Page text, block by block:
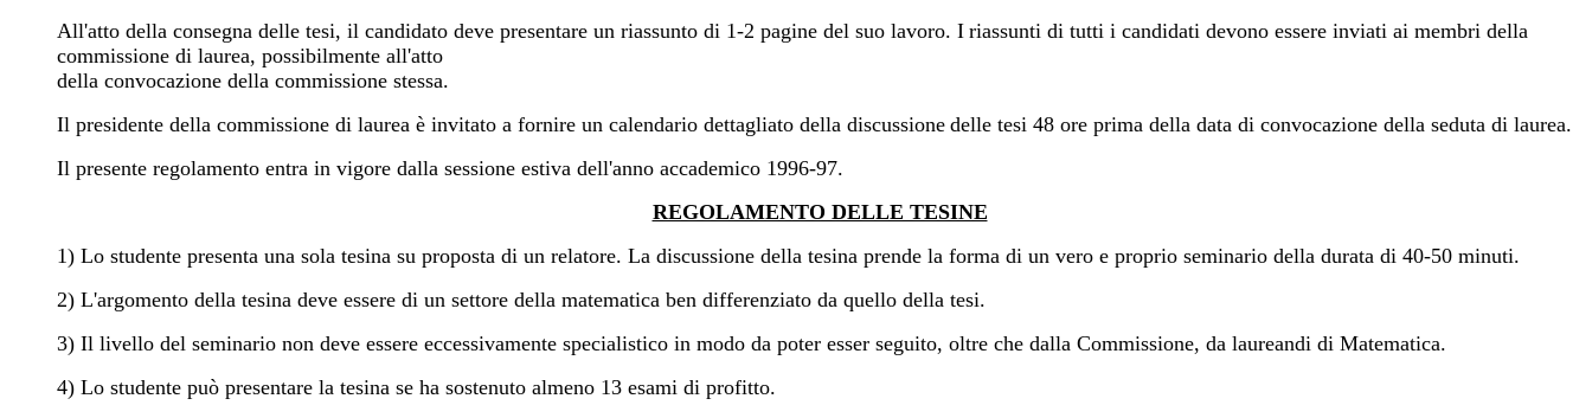
All'atto della consegna delle tesi, il candidato deve presentare un riassunto di 1-2 pagine del suo lavoro. I riassunti di tutti i candidati devono essere inviati ai membri della
commissione di laurea, possibilmente all'atto
della convocazione della commissione stessa.
Il presidente della commissione di laurea è invitato a fornire un calendario dettagliato della discussione delle tesi 48 ore prima della data di convocazione della seduta di laurea.
Il presente regolamento entra in vigore dalla sessione estiva dell'anno accademico 1996-97.
REGOLAMENTO DELLE TESINE
1) Lo studente presenta una sola tesina su proposta di un relatore. La discussione della tesina prende la forma di un vero e proprio seminario della durata di 40-50 minuti.
2) L'argomento della tesina deve essere di un settore della matematica ben differenziato da quello della tesi.
3) Il livello del seminario non deve essere eccessivamente specialistico in modo da poter esser seguito, oltre che dalla Commissione, da laureandi di Matematica.
4) Lo studente può presentare la tesina se ha sostenuto almeno 13 esami di profitto.